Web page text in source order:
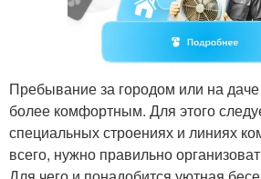
Пребывание за городом или на
более комфортным. Для этого
специальных строениях и линиях
всего, нужно правильно